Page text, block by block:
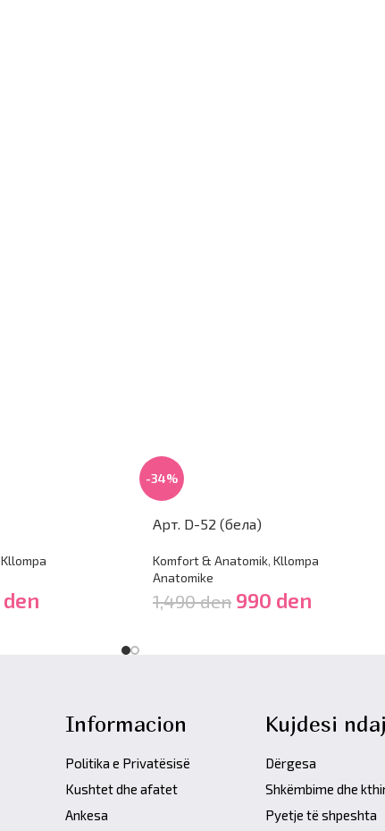
Kllompa
den
-34%
Арт. D-52 (бела)
Komfort & Anatomik, Kllompa
Anatomike
1,490den 990 den
Informacion
Politika e Privatësisë
Kushtet dhe afatet
Ankesa
Kujdesi
Dërgesa
Shkëmbime dhe
Pyetje të shpeshta